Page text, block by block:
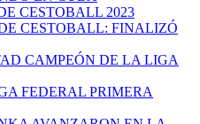
CESTOBALL 2023
CESTOBALL: FINALIZÓ
CAMPEÓN DE LA LIGA
FEDERAL PRIMERA